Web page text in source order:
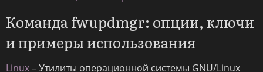
Команда fwupdmgr: опции, ключи
и примеры использования
Linux– Утилиты операционной системы GNU/Linux